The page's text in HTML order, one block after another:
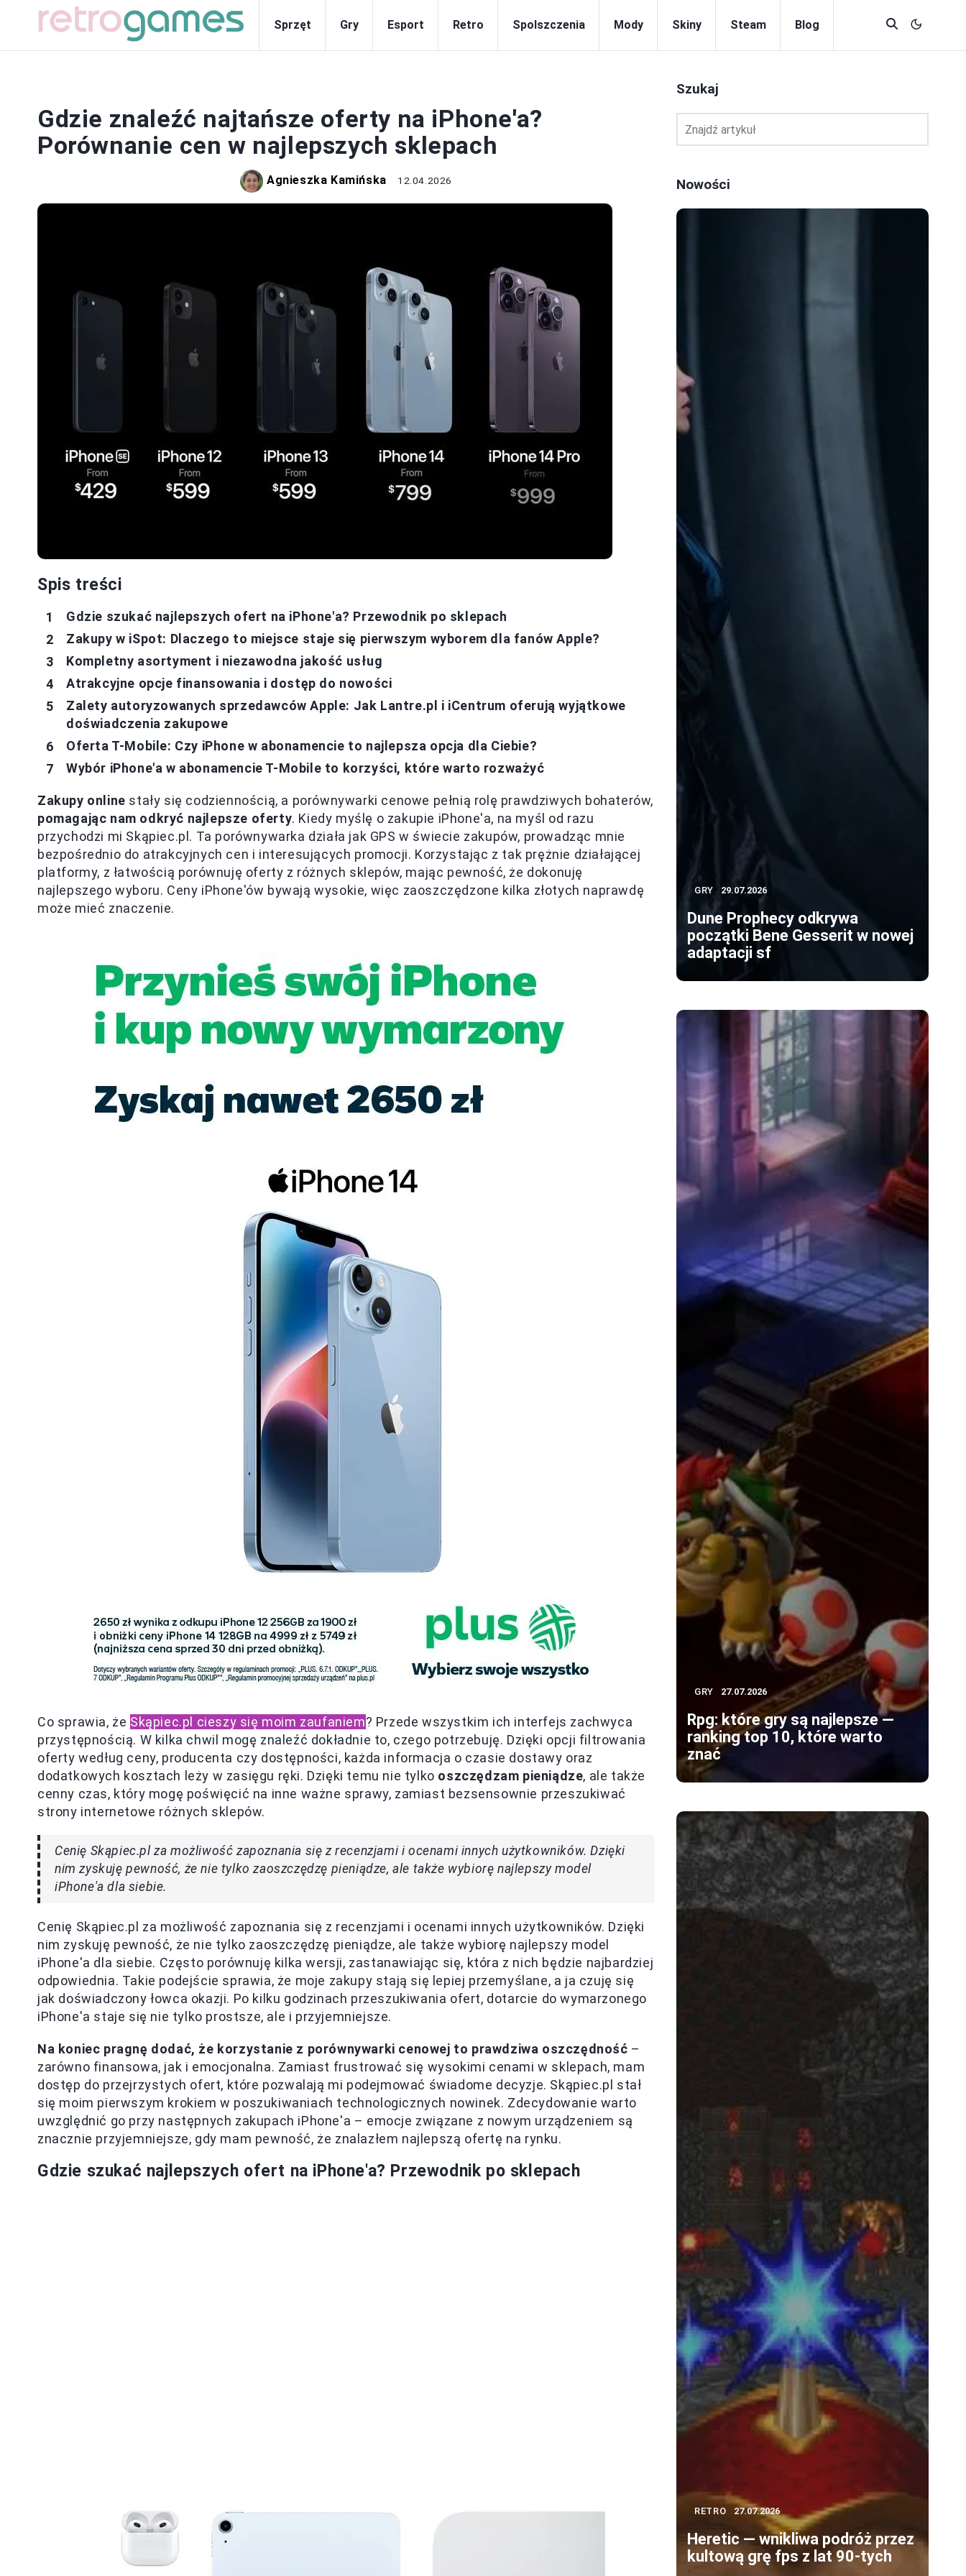
Sprzęt Gry Esport Retro Spolszczenia Mody Skiny Steam Blog
Gdzie znaleźć najtańsze oferty na iPhone'a?
Porównanie cen w najlepszych sklepach
Agnieszka Kamińska 12.04.2026
Spis treści
Gdzie szukać najlepszych ofert na iPhone'a? Przewodnik po sklepach
Zakupy w iSpot: Dlaczego to miejsce staje się pierwszym wyborem dla fanów Apple?
Kompletny asortyment i niezawodna jakość usług
Atrakcyjne opcje finansowania i dostęp do nowości
Zalety autoryzowanych sprzedawców Apple: Jak Lantre.pl i iCentrum oferują wyjątkowe
doświadczenia zakupowe
Oferta T-Mobile: Czy iPhone w abonamencie to najlepsza opcja dla Ciebie?
Wybór iPhone'a w abonamencie T-Mobile to korzyści, które warto rozważyć
Zakupy online stały się codziennością, a porównywarki cenowe pełnią rolę prawdziwych bohaterów,
pomagając nam odkryć najlepsze oferty. Kiedy myślę o zakupie iPhone'a, na myśl od razu
przychodzi mi Skąpiec.pl. Ta porównywarka działa jak GPS w świecie zakupów, prowadząc mnie
bezpośrednio do atrakcyjnych cen i interesujących promocji. Korzystając z tak prężnie działającej
platformy, z łatwością porównuję oferty z różnych sklepów, mając pewność, że dokonuję
najlepszego wyboru. Ceny iPhone'ów bywają wysokie, więc zaoszczędzone kilka złotych naprawdę
może mieć znaczenie.
Co sprawia, że Skąpiec.pl cieszy się moim zaufaniem? Przede wszystkim ich interfejs zachwyca
przystępnością. W kilka chwil mogę znaleźć dokładnie to, czego potrzebuję. Dzięki opcji filtrowania
oferty według ceny, producenta czy dostępności, każda informacja o czasie dostawy oraz
dodatkowych kosztach leży w zasięgu ręki. Dzięki temu nie tylko oszczędzam pieniądze, ale także
cenny czas, który mogę poświęcić na inne ważne sprawy, zamiast bezsensownie przeszukiwać
strony internetowe różnych sklepów.
Cenię Skąpiec.pl za możliwość zapoznania się z recenzjami i ocenami innych użytkowników. Dzięki
nim zyskuję pewność, że nie tylko zaoszczędzę pieniądze, ale także wybiorę najlepszy model
iPhone'a dla siebie.
Cenię Skąpiec.pl za możliwość zapoznania się z recenzjami i ocenami innych użytkowników. Dzięki
nim zyskuję pewność, że nie tylko zaoszczędzę pieniądze, ale także wybiorę najlepszy model
iPhone'a dla siebie. Często porównuję kilka wersji, zastanawiając się, która z nich będzie najbardziej
odpowiednia. Takie podejście sprawia, że moje zakupy stają się lepiej przemyślane, a ja czuję się
jak doświadczony łowca okazji. Po kilku godzinach przeszukiwania ofert, dotarcie do wymarzonego
iPhone'a staje się nie tylko prostsze, ale i przyjemniejsze.
Na koniec pragnę dodać, że korzystanie z porównywarki cenowej to prawdziwa oszczędność –
zarówno finansowa, jak i emocjonalna. Zamiast frustrować się wysokimi cenami w sklepach, mam
dostęp do przejrzystych ofert, które pozwalają mi podejmować świadome decyzje. Skąpiec.pl stał
się moim pierwszym krokiem w poszukiwaniach technologicznych nowinek. Zdecydowanie warto
uwzględnić go przy następnych zakupach iPhone'a – emocje związane z nowym urządzeniem są
znacznie przyjemniejsze, gdy mam pewność, że znalazłem najlepszą ofertę na rynku.
Gdzie szukać najlepszych ofert na iPhone'a? Przewodnik po sklepach
Szukaj
Nowości
GRY 29.07.2026
Dune Prophecy odkrywa
początki Bene Gesserit w nowej
adaptacji sf
GRY 27.07.2026
Rpg: które gry są najlepsze —
ranking top 10, które warto
znać
RETRO 27.07.2026
Heretic — wnikliwa podróż przez
kultową grę fps z lat 90-tych